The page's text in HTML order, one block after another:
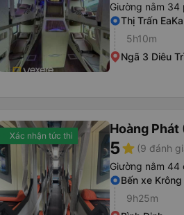
Giường nằm 34
Thị Trấn
5h10m
Ngã 3 Diêu
Xác nhận tức thì Hoàng Phát
5star (9 đánh
Giường nằm 44
Bến xe Krông
9h25m